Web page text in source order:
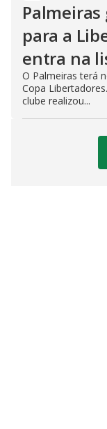
para a
entra na
O Palmeiras terá
Copa
clube realizou...